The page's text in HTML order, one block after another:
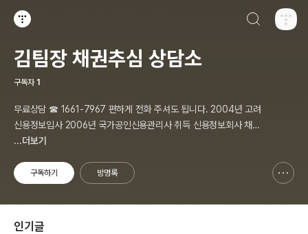
김팀장 채권추심 상담소
구독자 1
무료상담 ☎ 1661-7967 편하게 전화 주셔도 됩니다. 2004년 고려
신용정보입사 2006년 국가공인신용관리사 취득 신용정보회사 채권
추심 팀장입니다. 저는 1억이상의 법인, 개인사업자 채권을 주로하며
이 필요한 채권자는 편하게 노크하세요!
...더보기
구독하기 방명록
인기글